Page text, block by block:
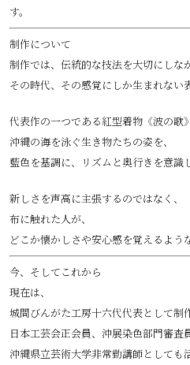
す。
制作について
制作では、伝統的な技法を大切にしな
その時代、その感覚にしか生まれない
代表作の一つである紅型着物《波の歌
沖縄の海を泳ぐ生き物たちの姿を、
藍色を基調に、リズムと奥行きを意識
新しさを声高に主張するのではなく、
布に触れた人が、
どこか懐かしさや安心感を覚えるよう
今、そしてこれから
現在は、
城間びんがた工房十六代代表として制
日本工芸会正会員、沖展染色部門審査員
沖縄県立芸術大学非常勤講師としても